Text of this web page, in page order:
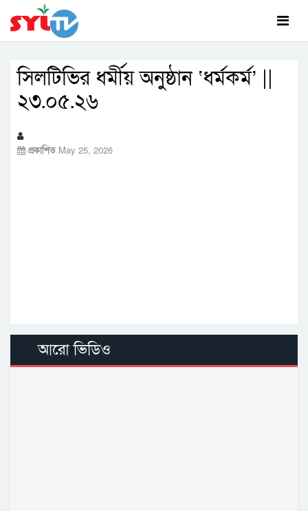
সিলটিভির ধর্মীয় অনুষ্ঠান ‘ধর্মকর্ম’ ||
২৩.০৫.২৬
প্রকাশিত May 25, 2026
আরো ভিডিও